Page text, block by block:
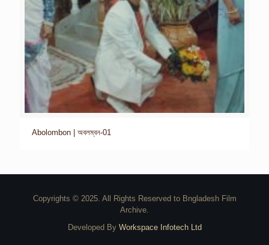
Abolombon | অবলম্বন-01
Copyrights © 2025. All Rights Reserved to Bngladesh Film
Archive.
Developed By Workspace Infotech Ltd